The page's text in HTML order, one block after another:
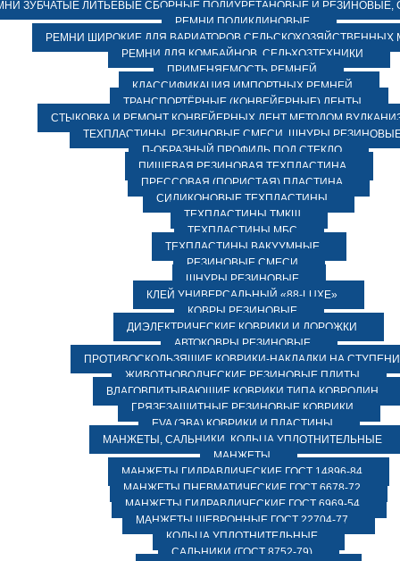
ЗУБЧАТЫЕ ЛИТЬЕВЫЕ СБОРНЫЕ ПОЛИУРЕТАНОВЫЕ И РЕЗИНОВЫЕ,
РЕМНИ ПОЛИКЛИНОВЫЕ
РЕМНИ ШИРОКИЕ ДЛЯ ВАРИАТОРОВ СЕЛЬСКОХОЗЯЙСТВЕННЫХ
РЕМНИ ДЛЯ КОМБАЙНОВ, СЕЛЬХОЗТЕХНИКИ
ПРИМЕНЯЕМОСТЬ РЕМНЕЙ
КЛАССИФИКАЦИЯ ИМПОРТНЫХ РЕМНЕЙ
ТРАНСПОРТЁРНЫЕ (КОНВЕЙЕРНЫЕ) ЛЕНТЫ
СТЫКОВКА И РЕМОНТ КОНВЕЙЕРНЫХ ЛЕНТ МЕТОДОМ
ТЕХПЛАСТИНЫ, РЕЗИНОВЫЕ СМЕСИ, ШНУРЫ
П-ОБРАЗНЫЙ ПРОФИЛЬ ПОД СТЕКЛО
ПИЩЕВАЯ РЕЗИНОВАЯ ТЕХПЛАСТИНА
ПРЕССОВАЯ (ПОРИСТАЯ) ПЛАСТИНА
СИЛИКОНОВЫЕ ТЕХПЛАСТИНЫ
ТЕХПЛАСТИНЫ ТМКЩ
ТЕХПЛАСТИНЫ МБС
ТЕХПЛАСТИНЫ ВАКУУМНЫЕ
РЕЗИНОВЫЕ СМЕСИ
ШНУРЫ РЕЗИНОВЫЕ
КЛЕЙ УНИВЕРСАЛЬНЫЙ «88-LUXE»
КОВРЫ РЕЗИНОВЫЕ
ДИЭЛЕКТРИЧЕСКИЕ КОВРИКИ И ДОРОЖКИ
АВТОКОВРЫ РЕЗИНОВЫЕ
ПРОТИВОСКОЛЬЗЯЩИЕ КОВРИКИ-НАКЛАДКИ НА СТУПЕНИ
ЖИВОТНОВОДЧЕСКИЕ РЕЗИНОВЫЕ ПЛИТЫ
ВЛАГОВПИТЫВАЮЩИЕ КОВРИКИ ТИПА КОВРОЛИН
ГРЯЗЕЗАЩИТНЫЕ РЕЗИНОВЫЕ КОВРИКИ
EVA (ЭВА) КОВРИКИ И ПЛАСТИНЫ
МАНЖЕТЫ, САЛЬНИКИ, КОЛЬЦА УПЛОТНИТЕЛЬНЫЕ
МАНЖЕТЫ
МАНЖЕТЫ ГИДРАВЛИЧЕСКИЕ ГОСТ 14896-84
МАНЖЕТЫ ПНЕВМАТИЧЕСКИЕ ГОСТ 6678-72
МАНЖЕТЫ ГИДРАВЛИЧЕСКИЕ ГОСТ 6969-54
МАНЖЕТЫ ШЕВРОННЫЕ ГОСТ 22704-77
КОЛЬЦА УПЛОТНИТЕЛЬНЫЕ
САЛЬНИКИ (ГОСТ 8752-79)